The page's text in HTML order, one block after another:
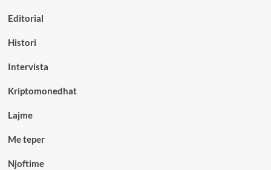
Editorial
Histori
Intervista
Kriptomonedhat
Lajme
Me teper
Njoftime